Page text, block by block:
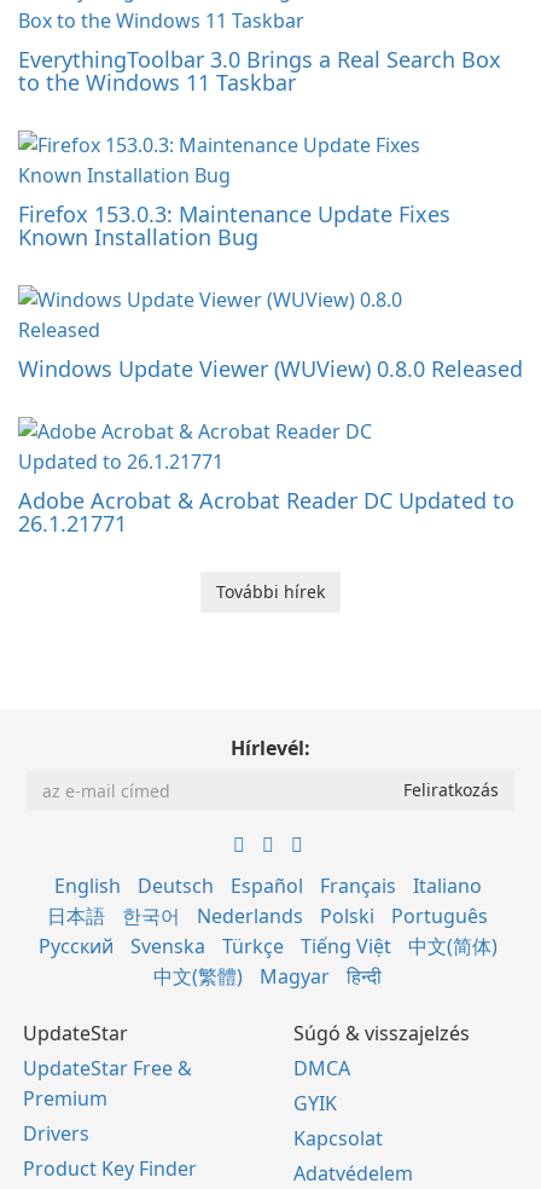
EverythingToolbar 3.0 Brings a Real Search Box
to the Windows 11 Taskbar
Firefox 153.0.3: Maintenance Update Fixes
Known Installation Bug
Windows Update Viewer (WUView) 0.8.0 Released
Adobe Acrobat & Acrobat Reader DC Updated to
26.1.21771
További hírek
Hírlevél:
English Deutsch Español Français
Italiano
日本語
한국어 Nederlands Polski
Português
Русский
Svenska Türkçe Tiếng Việt
中文(简体)
中文(繁體)
Magyar हिन्दी
UpdateStar
UpdateStar Free &
Premium
Drivers
Product Key Finder
Súgó & visszajelzés
DMCA
GYIK
Kapcsolat
Adatvédelem